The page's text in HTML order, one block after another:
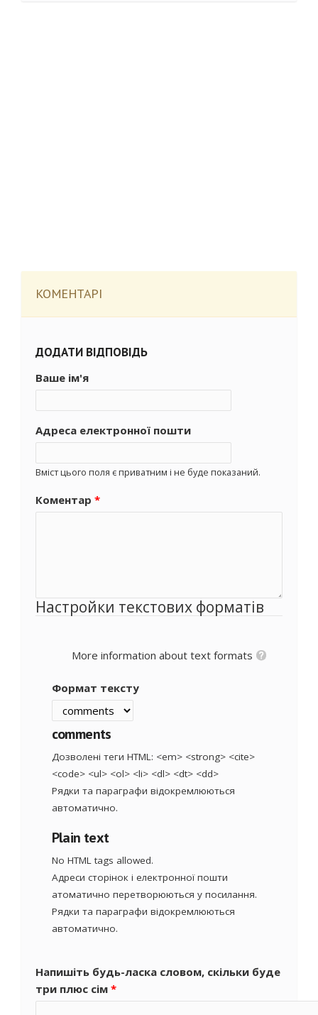
КОМЕНТАРІ
ДОДАТИ ВІДПОВІДЬ
Ваше ім'я
Адреса електронної пошти
Вміст цього поля є приватним і не буде показаний.
Коментар *
Настройки текстових форматів
More information about text formats
Формат тексту
comments
Дозволені теги HTML: <em> <strong> <cite>
<code> <ul> <ol> <li> <dl> <dt> <dd>
Рядки та параграфи відокремлюються
автоматично.
Plain text
No HTML tags allowed.
Адреси сторінок і електронної пошти
атоматично перетворюються у посилання.
Рядки та параграфи відокремлюються
автоматично.
Напишіть будь-ласка словом, скільки буде
три плюс сім *